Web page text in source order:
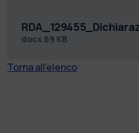
docx 69 KB
Torna all'elenco